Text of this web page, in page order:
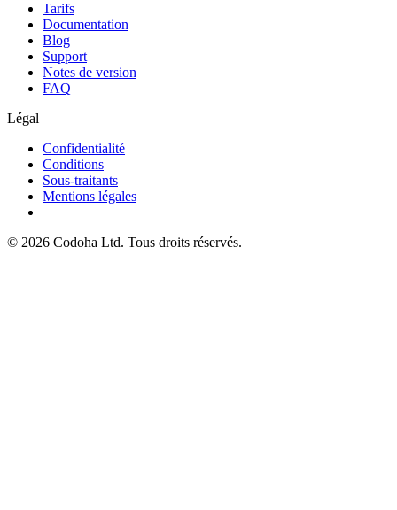
Tarifs
Documentation
Blog
Support
Notes de version
FAQ
Légal
Confidentialité
Conditions
Sous-traitants
Mentions légales
© 2026 Codoha Ltd. Tous droits réservés.